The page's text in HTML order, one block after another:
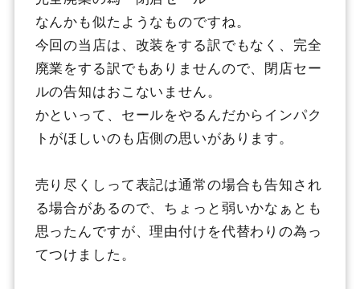
なんかも似たようなものですね。
今回の当店は、改装をする訳でもなく、完全
廃業をする訳でもありませんので、閉店セー
ルの告知はおこないません。
かといって、セールをやるんだからインパク
トがほしいのも店側の思いがあります。
売り尽くしって表記は通常の場合も告知され
る場合があるので、ちょっと弱いかなぁとも
思ったんですが、理由付けを代替わりの為っ
てつけました。